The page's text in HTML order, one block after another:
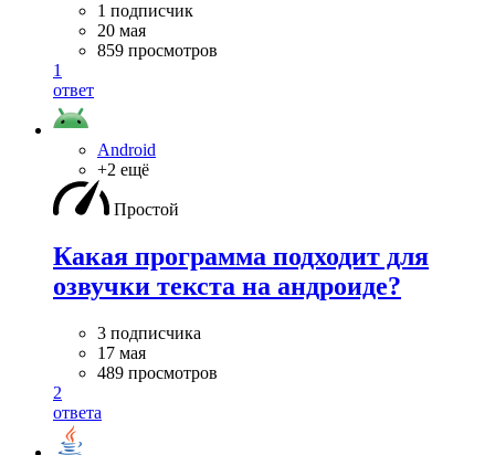
1 подписчик
20 мая
859 просмотров
1
ответ
Android
+2 ещё
Простой
Какая программа подходит для
озвучки текста на андроиде?
3 подписчика
17 мая
489 просмотров
2
ответа